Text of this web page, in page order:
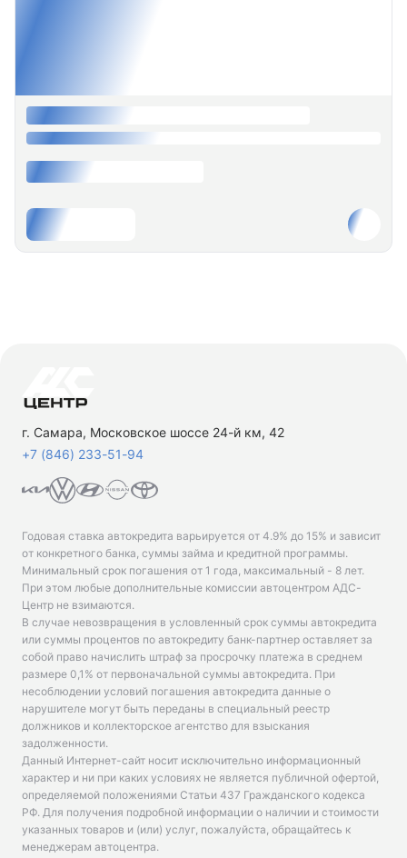
г. Самара, Московское шоссе 24-й км, 42
+7 (846) 233-51-94
Годовая ставка автокредита варьируется от 4.9% до 15% и зависит
от конкретного банка, суммы займа и кредитной программы.
Минимальный срок погашения от 1 года, максимальный - 8 лет.
При этом любые дополнительные комиссии автоцентром АДС-
Центр не взимаются.
В случае невозвращения в условленный срок суммы автокредита
или суммы процентов по автокредиту банк-партнер оставляет за
собой право начислить штраф за просрочку платежа в среднем
размере 0,1% от первоначальной суммы автокредита. При
несоблюдении условий погашения автокредита данные о
нарушителе могут быть переданы в специальный реестр
должников и коллекторское агентство для взыскания
задолженности.
Данный Интернет-сайт носит исключительно информационный
характер и ни при каких условиях не является публичной офертой,
определяемой положениями Статьи 437 Гражданского кодекса
РФ. Для получения подробной информации о наличии и стоимости
указанных товаров и (или) услуг, пожалуйста, обращайтесь к
менеджерам автоцентра.